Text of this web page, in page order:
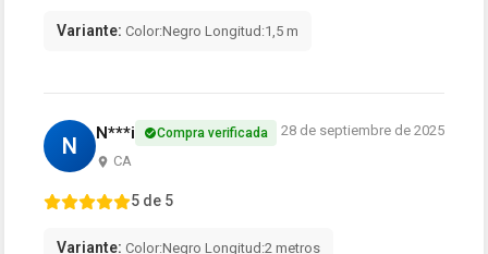
Variante: Color:Negro Longitud:1,5 m
N N***i Compra verificada
CA
28 de septiembre de 2025
5 de 5
Variante: Color:Negro Longitud:2 metros